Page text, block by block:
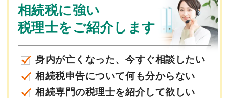
相続税に強い
税理士をご紹介します
身内が亡くなった、今すぐ相談したい
相続税申告について何も分からない
相続専門の税理士を紹介して欲しい